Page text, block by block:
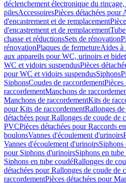
déclenchement électronique du
pilesAccessoiresPièces détachées pour
d'encastrement et de remplacement
d'encastrement et de remplacement
chasse et réductionsSets de rénovation
rénovationPlaques de fermetureAides à
aux appareils pour WC, urinoirs et
WC et vidoirs suspendusPièces
pour WC et vidoirs suspendusSiphons
SiphonsCoudes de raccordementPièces
raccordementManchons de
Manchons de raccordementKits de
pour Kits de raccordementRallonges de
détachées pour Rallonges de coude de
PVCPièces détachées pour Raccords
boulonsVannes d'écoulement d'urinoirs
Vannes d'écoulement d'urinoirs
pour Siphons d'urinoirsSiphons en tube
Siphons en tube coudéRallonges de
détachées pour Rallonges de coude de
raccordementPièces détachées pour